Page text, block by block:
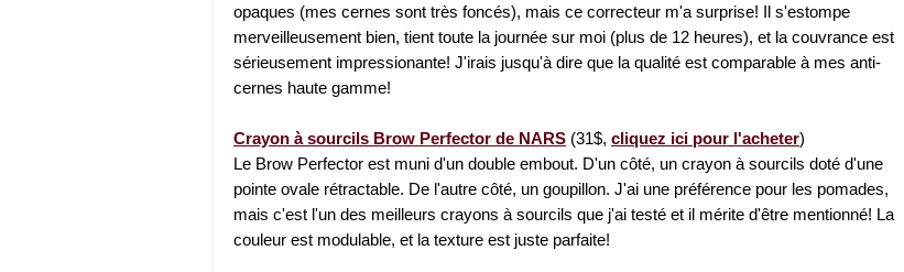
opaques (mes cernes sont très foncés), mais ce correcteur m'a surprise! Il s'estompe
merveilleusement bien, tient toute la journée sur moi (plus de 12 heures), et la couvrance est
sérieusement impressionante! J'irais jusqu'à dire que la qualité est comparable à mes anti-
cernes haute gamme!
Crayon à sourcils Brow Perfector de NARS (31$, cliquez ici pour l'acheter)
Le Brow Perfector est muni d'un double embout. D'un côté, un crayon à sourcils doté d'une
pointe ovale rétractable. De l'autre côté, un goupillon. J'ai une préférence pour les pomades,
mais c'est l'un des meilleurs crayons à sourcils que j'ai testé et il mérite d'être mentionné! La
couleur est modulable, et la texture est juste parfaite!